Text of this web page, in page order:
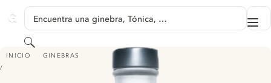
GINVENTORY
Encuentra una ginebra, Tónica, …
Buscar
INICIO GINEBRAS
BOURY SANGUINE GIN